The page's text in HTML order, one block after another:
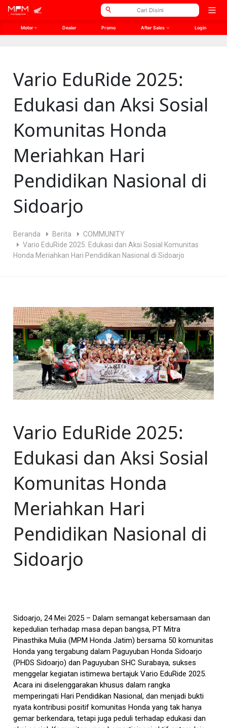
// Open Graph Meta // Twitter Meta
Open
Motor Dealer Promo After Sales Login
Vario EduRide 2025:
Edukasi dan Aksi Sosial
Komunitas Honda
Meriahkan Hari
Pendidikan Nasional di
Sidoarjo
Beranda Berita
COMMUNITY
Vario EduRide 2025: Edukasi dan Aksi Sosial Komunitas
Honda Meriahkan Hari Pendidikan Nasional di Sidoarjo
Vario EduRide 2025:
Edukasi dan Aksi Sosial
Komunitas Honda
Meriahkan Hari
Pendidikan Nasional di
Sidoarjo
Sidoarjo, 24 Mei 2025 – Dalam semangat kebersamaan dan
kepedulian terhadap masa depan bangsa, PT Mitra
Pinasthika Mulia (MPM Honda Jatim) bersama 50 komunitas
Honda yang tergabung dalam Paguyuban Honda Sidoarjo
(PHDS Sidoarjo) dan Paguyuban SHC Surabaya, sukses
menggelar kegiatan istimewa bertajuk Vario EduRide 2025.
Acara ini diselenggarakan khusus dalam rangka
memperingati Hari Pendidikan Nasional, dan menjadi bukti
nyata kontribusi positif komunitas Honda yang tak hanya
gemar berkendara, tetapi juga peduli terhadap edukasi dan